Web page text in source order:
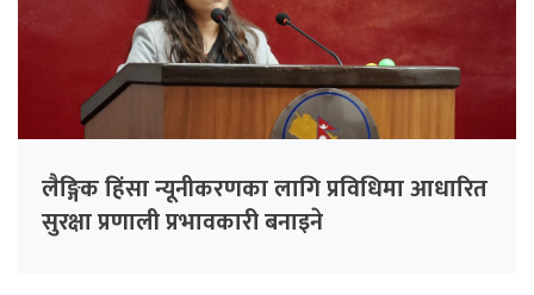
लैङ्गिक हिंसा न्यूनीकरणका लागि प्रविधिमा आधारित
सुरक्षा प्रणाली प्रभावकारी बनाइने